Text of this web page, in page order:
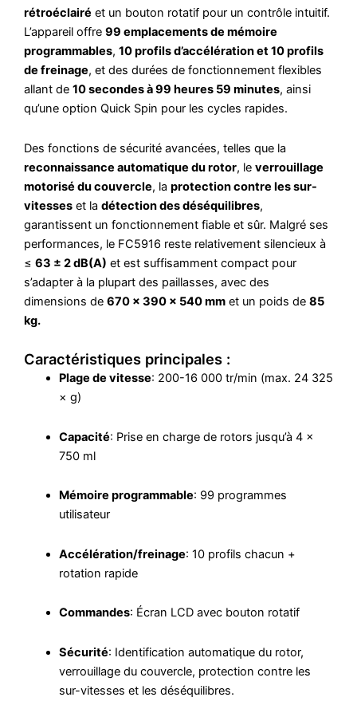
rétroéclairé et un bouton rotatif pour un contrôle intuitif.
L’appareil offre 99 emplacements de mémoire
programmables, 10 profils d’accélération et 10 profils
de freinage, et des durées de fonctionnement flexibles
allant de 10 secondes à 99 heures 59 minutes, ainsi
qu’une option Quick Spin pour les cycles rapides.
Des fonctions de sécurité avancées, telles que la
reconnaissance automatique du rotor, le verrouillage
motorisé du couvercle, la protection contre les sur-
vitesses et la détection des déséquilibres,
garantissent un fonctionnement fiable et sûr. Malgré ses
performances, le FC5916 reste relativement silencieux à
≤ 63 ± 2 dB(A) et est suffisamment compact pour
s’adapter à la plupart des paillasses, avec des
dimensions de 670 × 390 × 540 mm et un poids de 85
kg.
Caractéristiques principales :
Plage de vitesse: 200-16 000 tr/min (max. 24 325
× g)
Capacité: Prise en charge de rotors jusqu’à 4 ×
750 ml
Mémoire programmable: 99 programmes
utilisateur
Accélération/freinage: 10 profils chacun +
rotation rapide
Commandes: Écran LCD avec bouton rotatif
Sécurité: Identification automatique du rotor,
verrouillage du couvercle, protection contre les
sur-vitesses et les déséquilibres.